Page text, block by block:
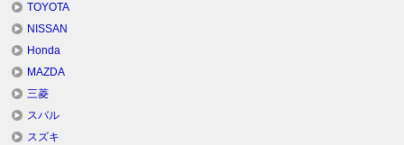
TOYOTA
NISSAN
Honda
MAZDA
三菱
スバル
スズキ